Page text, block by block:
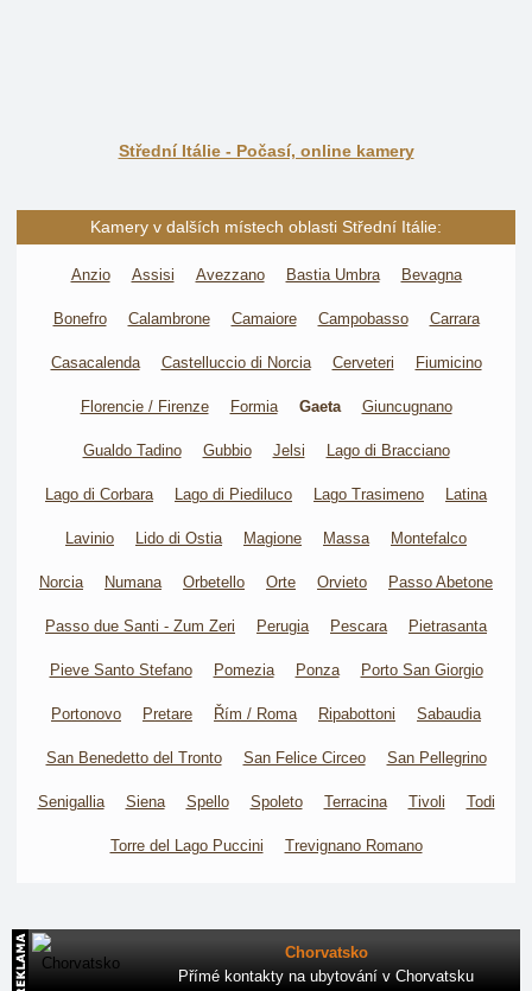
Střední Itálie - Počasí, online kamery
Kamery v dalších místech oblasti Střední Itálie:
Anzio Assisi Avezzano Bastia Umbra Bevagna
Bonefro Calambrone Camaiore Campobasso Carrara
Casacalenda Castelluccio di Norcia Cerveteri Fiumicino
Florencie / Firenze Formia Gaeta Giuncugnano
Gualdo Tadino Gubbio Jelsi Lago di Bracciano
Lago di Corbara Lago di Piediluco Lago Trasimeno Latina
Lavinio Lido di Ostia Magione Massa Montefalco
Norcia Numana Orbetello Orte Orvieto Passo Abetone
Passo due Santi - Zum Zeri Perugia Pescara Pietrasanta
Pieve Santo Stefano Pomezia Ponza Porto San Giorgio
Portonovo Pretare Řím / Roma Ripabottoni Sabaudia
San Benedetto del Tronto San Felice Circeo San Pellegrino
Senigallia Siena Spello Spoleto Terracina Tivoli Todi
Torre del Lago Puccini Trevignano Romano
Chorvatsko
Přímé kontakty na ubytování v Chorvatsku